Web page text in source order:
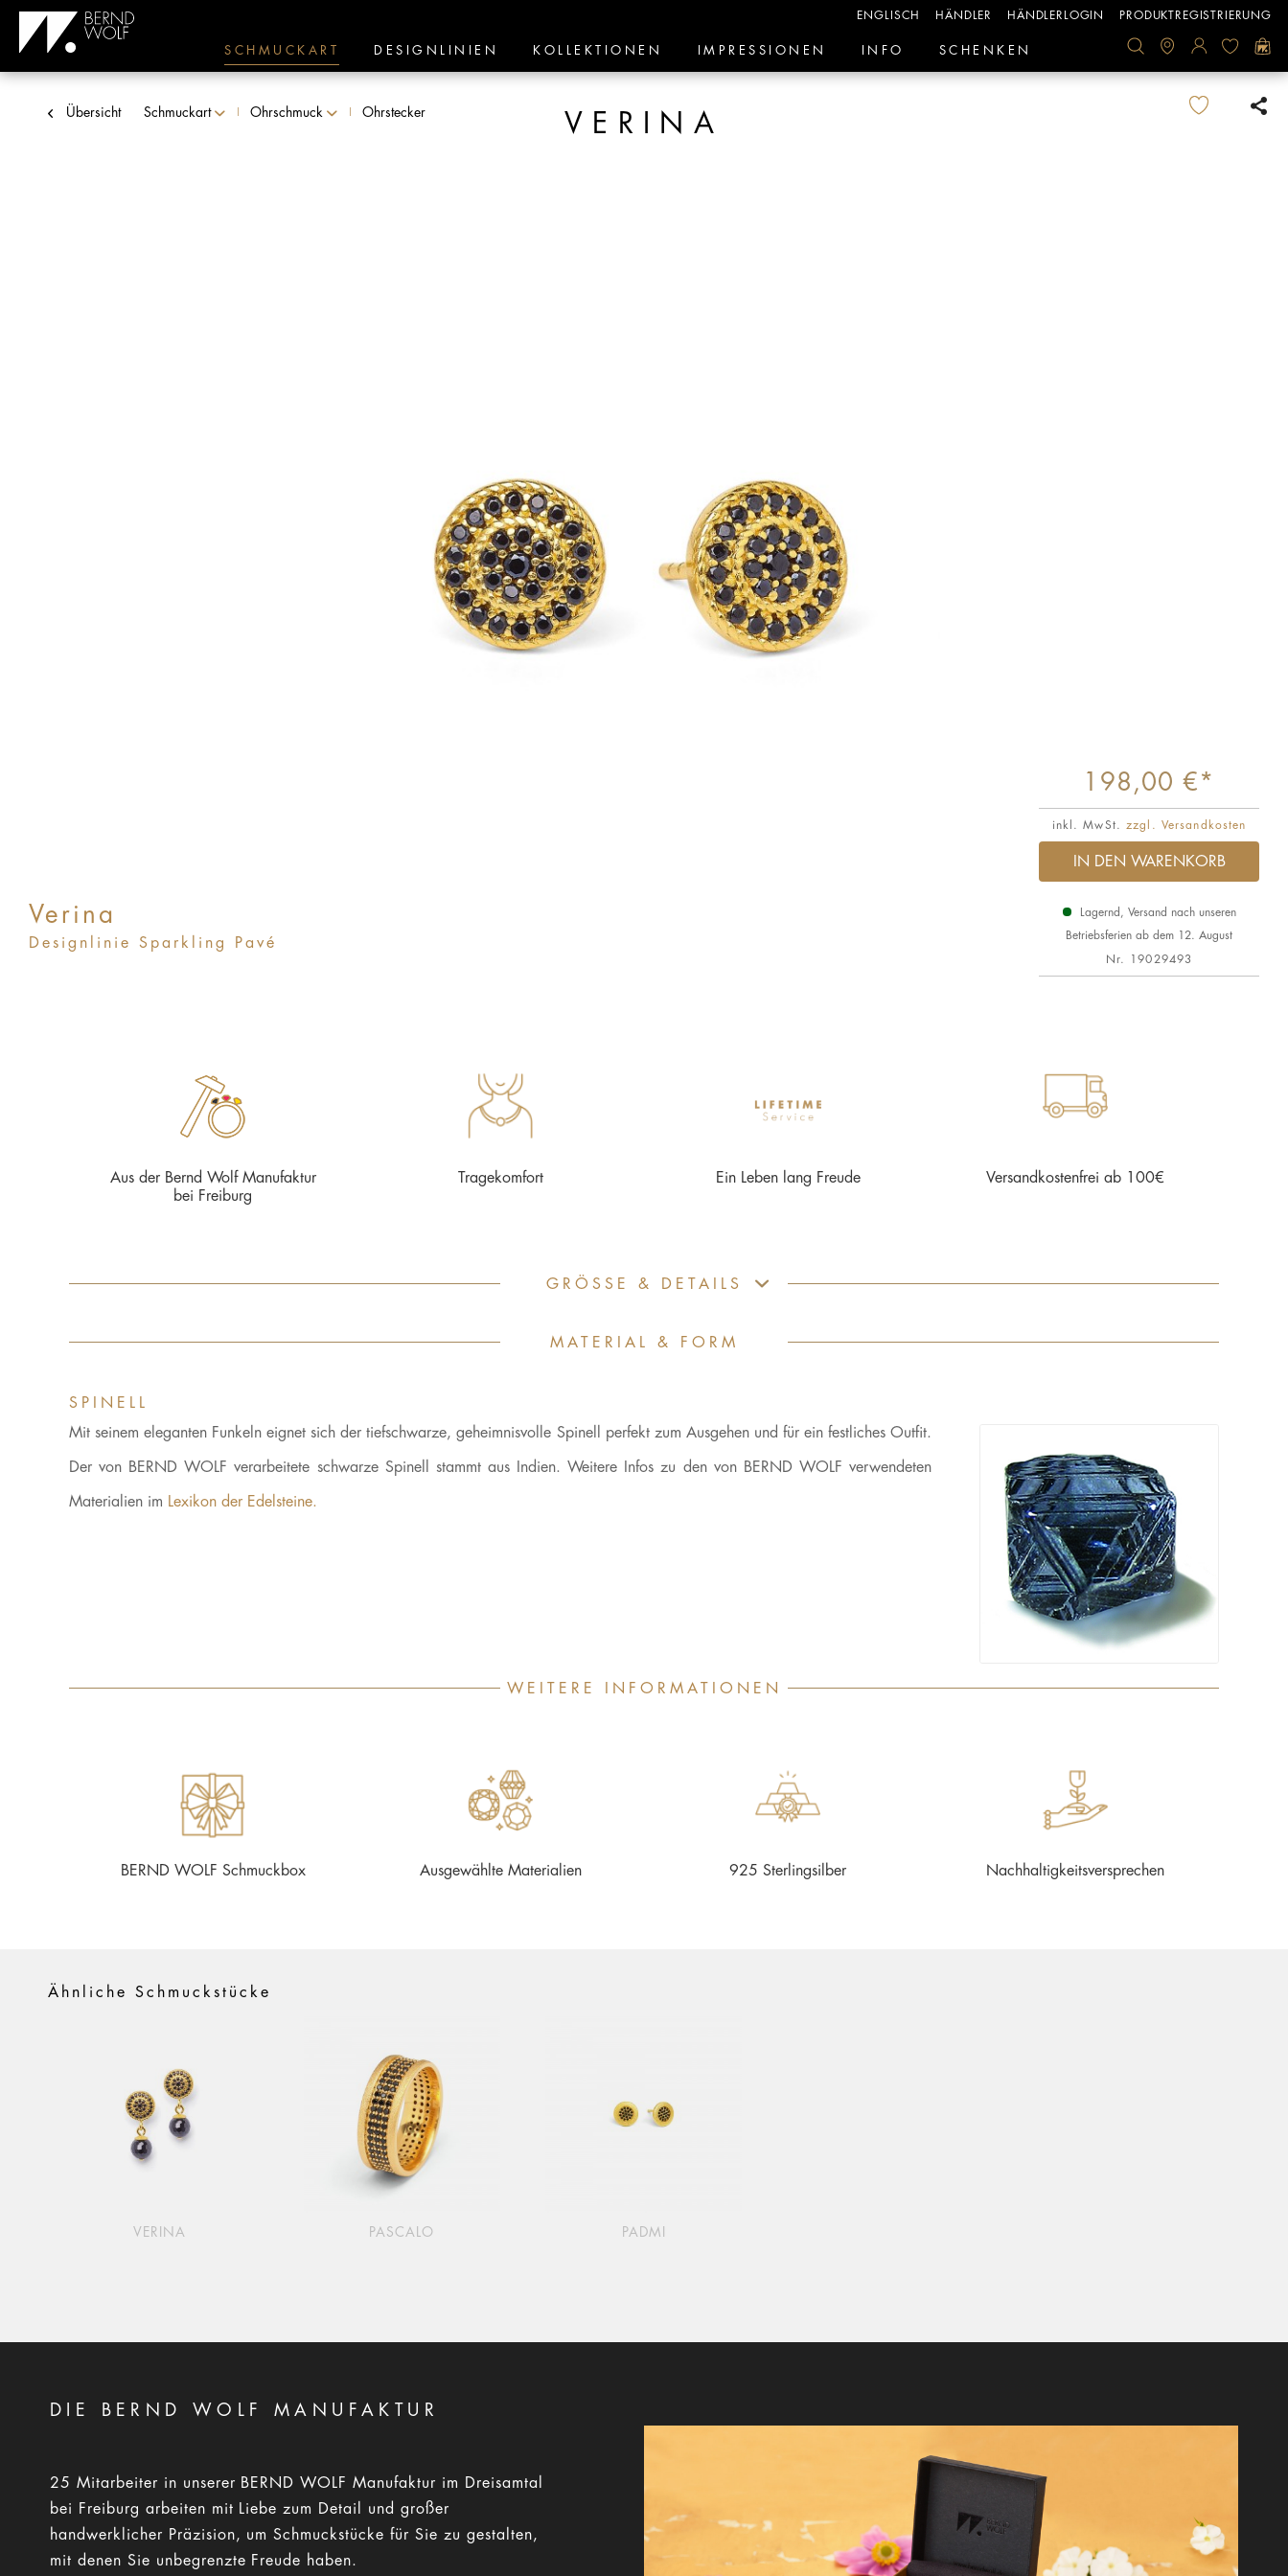
ENGLISCH HÄNDLER HÄNDLERLOGIN PRODUKTREGISTRIERUNG
SCHMUCKART DESIGNLINIEN KOLLEKTIONEN IMPRESSIONEN INFO SCHENKEN
Übersicht Schmuckart Ohrschmuck Ohrstecker VERINA
Verina
Designlinie Sparkling Pavé
198,00 €*
inkl. MwSt. zzgl. Versandkosten
IN DEN WARENKORB
Lagernd, Versand nach unseren
Betriebsferien ab dem 12. August
Nr. 19029493
Aus der Bernd Wolf Manufaktur
bei Freiburg
Tragekomfort Ein Leben lang Freude Versandkostenfrei ab 100€
GRÖSSE & DETAILS
MATERIAL & FORM
SPINELL
Mit seinem eleganten Funkeln eignet sich der tiefschwarze, geheimnisvolle Spinell perfekt zum Ausgehen und für ein festliches Outfit.
Der von BERND WOLF verarbeitete schwarze Spinell stammt aus Indien. Weitere Infos zu den von BERND WOLF verwendeten
Materialien im Lexikon der Edelsteine.
WEITERE INFORMATIONEN
BERND WOLF Schmuckbox Ausgewählte Materialien 925 Sterlingsilber Nachhaltigkeitsversprechen
Ähnliche Schmuckstücke
VERINA PASCALO PADMI
DIE BERND WOLF MANUFAKTUR
25 Mitarbeiter in unserer BERND WOLF Manufaktur im Dreisamtal
bei Freiburg arbeiten mit Liebe zum Detail und großer
handwerklicher Präzision, um Schmuckstücke für Sie zu gestalten,
mit denen Sie unbegrenzte Freude haben.